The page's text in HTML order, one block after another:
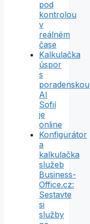
pod
kontrolou
v
reálném
čase
Kalkulačka
úspor
s
poradenskou
AI
Sofií
je
online
Konfigurátor
a
kalkulačka
služeb
Business-
Office.cz:
Sestavte
si
služby